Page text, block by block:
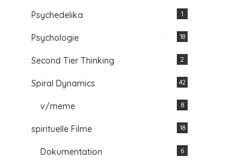
Psychedelika 1
Psychologie 18
Second Tier Thinking 2
Spiral Dynamics 42
v/meme 8
spirituelle Filme 18
Dokumentation 6